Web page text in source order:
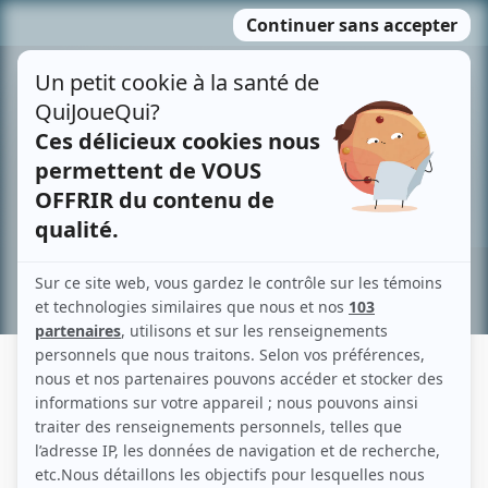
MENU
contenu
Recherche avancée »
GILBERT GRATTON
Liens
Fiche de Gilbert Gratton sur Showbizz.net